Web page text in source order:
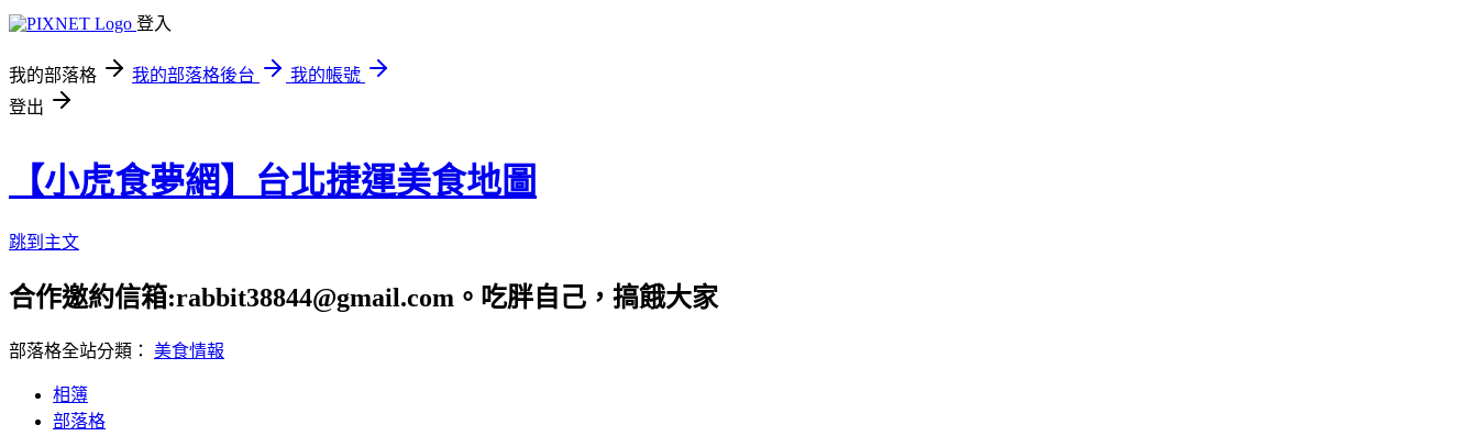
登入
我的部落格 我的部落格後台
我的帳號
登出
【小虎食夢網】台北捷運美食地圖
跳到主文
合作邀約信箱:rabbit38844@gmail.com。吃胖自己，搞餓大家
部落格全站分類： 美食情報
相簿
部落格